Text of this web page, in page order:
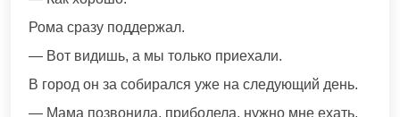
Рома сразу поддержал.
— Вот видишь, а мы только приехали.
В город он за собирался уже на следующий день.
— Мама позвонила, приболела, нужно мне ехать.